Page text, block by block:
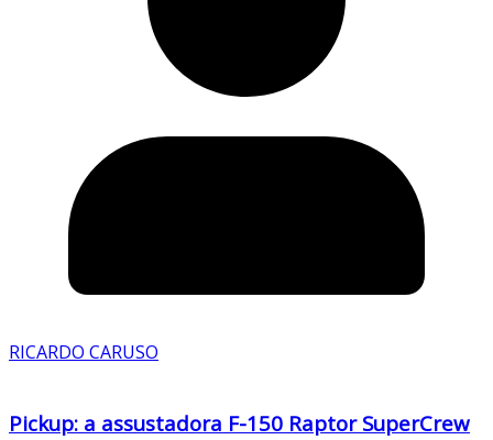
RICARDO CARUSO
Pickup: a assustadora F-150 Raptor SuperCrew